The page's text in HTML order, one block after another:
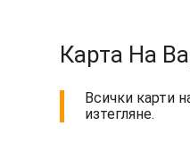
Карта На
Всички карти
изтегляне.